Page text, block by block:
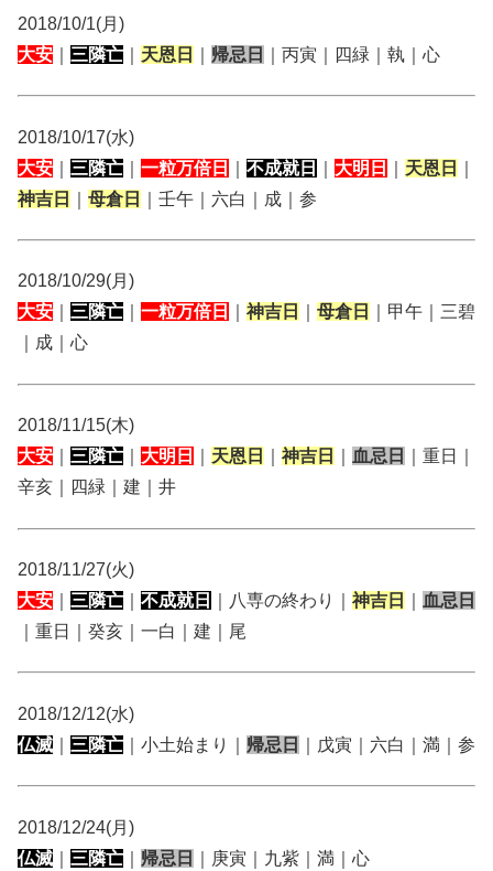
2018/10/1(月)
大安
三隣亡 天恩日 帰忌日 ｜丙寅｜四緑｜執｜心
2018/10/17(水)
大安
三隣亡 一粒万倍日 不成就日 大明日 天恩日
神吉日
母倉日 ｜壬午｜六白｜成｜参
2018/10/29(月)
大安
三隣亡 一粒万倍日 神吉日 母倉日
｜甲午｜三碧
｜成｜心
2018/11/15(木)
大安
三隣亡 大明日 天恩日 神吉日 血忌日
｜重日｜
辛亥｜四緑｜建｜井
2018/11/27(火)
大安
三隣亡 不成就日 ｜八専の終わり｜ 神吉日
血忌日
｜重日｜癸亥｜一白｜建｜尾
2018/12/12(水)
仏滅
三隣亡 ｜小土始まり｜ 帰忌日 ｜戊寅｜六白｜満｜参
2018/12/24(月)
仏滅
三隣亡 帰忌日 ｜庚寅｜九紫｜満｜心